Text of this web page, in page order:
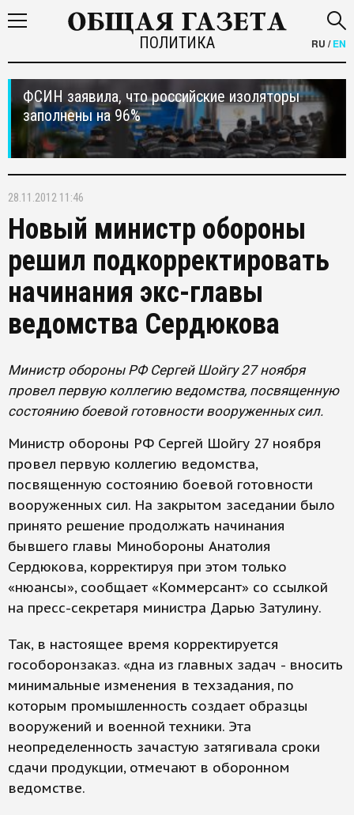
ПОЛИТИКА RU /EN
ФСИН заявила, что российские изоляторы
заполнены на 96%
28.11.2012 11:46
Новый министр обороны
решил подкорректировать
начинания экс-главы
ведомства Сердюкова
Министр обороны РФ Сергей Шойгу 27 ноября
провел первую коллегию ведомства, посвященную
состоянию боевой готовности вооруженных сил.
Министр обороны РФ Сергей Шойгу 27 ноября
провел первую коллегию ведомства,
посвященную состоянию боевой готовности
вооруженных сил. На закрытом заседании было
принято решение продолжать начинания
бывшего главы Минобороны Анатолия
Сердюкова, корректируя при этом только
«нюансы», сообщает «Коммерсант» со ссылкой
на пресс-секретаря министра Дарью Затулину.
Так, в настоящее время корректируется
гособоронзаказ. «дна из главных задач - вносить
минимальные изменения в техзадания, по
которым промышленность создает образцы
вооружений и военной техники. Эта
неопределенность зачастую затягивала сроки
сдачи продукции, отмечают в оборонном
ведомстве.